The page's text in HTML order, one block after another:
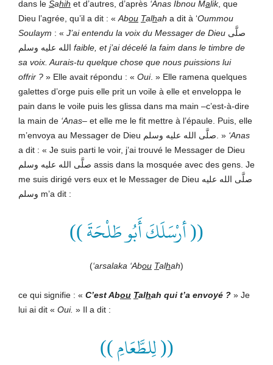
dans le Sahih et d’autres, d’après ‘Anas Ibnou Malik, que
Dieu l’agrée, qu’il a dit : « Abou Talhah a dit à ‘Oummou
Soulaym : « J’ai entendu la voix du Messager de Dieu صلَّى
الله عليه وسلم faible, et j’ai décelé la faim dans le timbre de
sa voix. Aurais-tu quelque chose que nous puissions lui
offrir ? » Elle avait répondu : « Oui. » Elle ramena quelques
galettes d’orge puis elle prit un voile à elle et enveloppa le
pain dans le voile puis les glissa dans ma main –c’est-à-dire
la main de ‘Anas– et elle me le fit mettre à l’épaule. Puis, elle
m’envoya au Messager de Dieu صلَّى الله عليه وسلم. » ‘Anas
a dit : « Je suis parti le voir, j’ai trouvé le Messager de Dieu
صلَّى الله عليه وسلم assis dans la mosquée avec des gens. Je
me suis dirigé vers eux et le Messager de Dieu صلَّى الله عليه
وسلم m’a dit :
(( أرْسَلَكَ أَبُو طَلْحَةَ ))
(‘arsalaka ‘Abou Talhah)
ce qui signifie : « C’est Abou Talhah qui t’a envoyé ? » Je
lui ai dit « Oui. » Il a dit :
(( لِلطَّعَامِ ))